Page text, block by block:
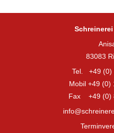
83083
Tel. +49 (0)
Mobil +49 (0)
Fax +49 (0)